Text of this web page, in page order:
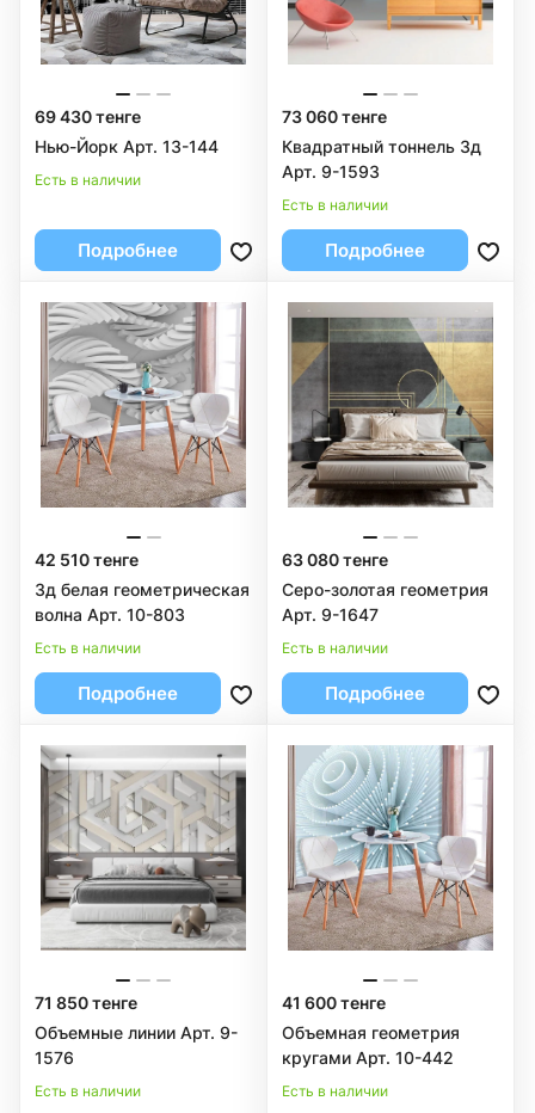
69 430 тенге
Нью-Йорк Арт. 13-144
Есть в наличии
Подробнее
73 060 тенге
Квадратный тоннель 3д
Арт. 9-1593
Есть в наличии
Подробнее
42 510 тенге
3д белая геометрическая
волна Арт. 10-803
Есть в наличии
Подробнее
63 080 тенге
Серо-золотая геометрия
Арт. 9-1647
Есть в наличии
Подробнее
71 850 тенге
Объемные линии Арт. 9-
1576
Есть в наличии
41 600 тенге
Объемная геометрия
кругами Арт. 10-442
Есть в наличии